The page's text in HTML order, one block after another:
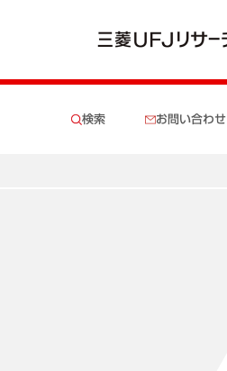
検索 お問い合わせ